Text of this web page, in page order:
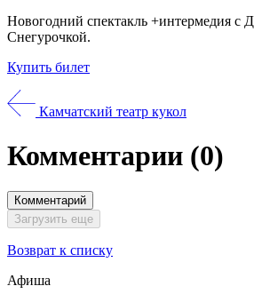
Новогодний спектакль +интермедия с
Снегурочкой.
Купить билет
Камчатский театр кукол
Комментарии (0)
Комментарий
Загрузить еще
Возврат к списку
Афиша